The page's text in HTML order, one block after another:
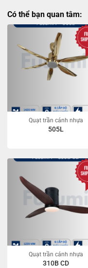
Có thể bạn quan tâm:
Quạt trần cánh nhựa
505L
Quạt trần cánh nhựa
310B CD